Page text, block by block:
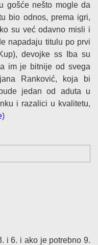
gošće nešto mogle da
bio odnos, prema igri,
su već odavno misli i
napadaju titulu po prvi
devojke ss Iba su
im je bitnije od svega
Ranković, koja bi
jedan od aduta u
i razalici u kvalitetu,
)
i 6. i ako je potrebno 9.